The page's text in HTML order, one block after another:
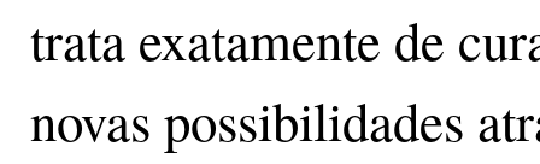
trata exatamente de
novas possibilidades